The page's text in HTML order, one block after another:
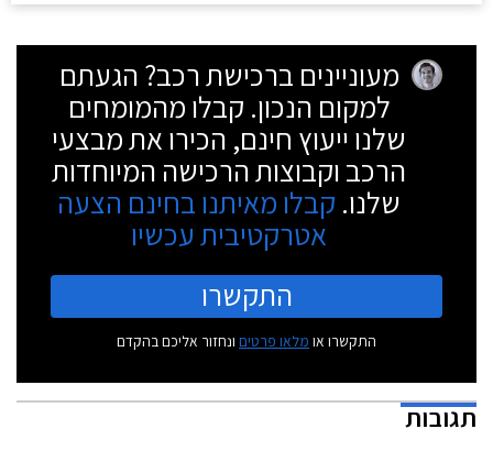
מעוניינים ברכישת רכב? הגעתם
למקום הנכון. קבלו מהמומחים
שלנו ייעוץ חינם, הכירו את מבצעי
הרכב וקבוצות הרכישה המיוחדות
שלנו. קבלו מאיתנו בחינם הצעה
אטרקטיבית עכשיו
התקשרו
התקשרו או מלאו פרטים ונחזור אליכם בהקדם
תגובות